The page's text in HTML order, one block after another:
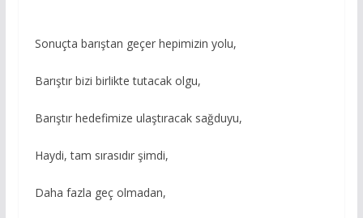
Sonuçta barıştan geçer hepimizin yolu,
Barıştır bizi birlikte tutacak olgu,
Barıştır hedefimize ulaştıracak sağduyu,
Haydi, tam sırasıdır şimdi,
Daha fazla geç olmadan,